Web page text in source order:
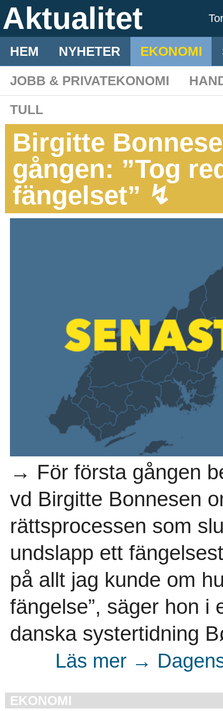
Aktualitet
HEM NYHETER EKONOMI
JOBB & PRIVATEKONOMI
TULL
Birgitte
gången: ”Tog
fängelset” ↯
→ För första gången
vd Birgitte Bonnesen
rättsprocessen som
undslapp ett
på allt jag kunde om
fängelse”, säger hon i
danska systertidning
Läs mer →
EKONOMI